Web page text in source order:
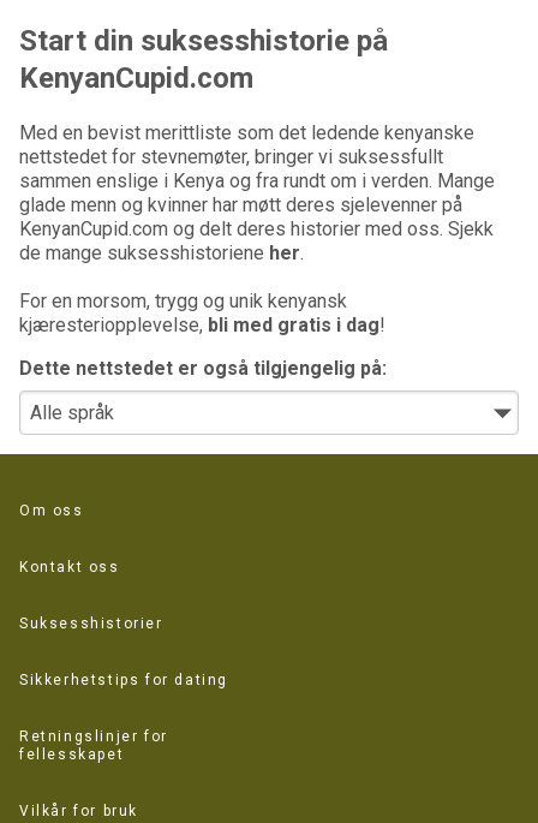
Start din suksesshistorie på
KenyanCupid.com
Med en bevist merittliste som det ledende kenyanske
nettstedet for stevnemøter, bringer vi suksessfullt
sammen enslige i Kenya og fra rundt om i verden. Mange
glade menn og kvinner har møtt deres sjelevenner på
KenyanCupid.com og delt deres historier med oss. Sjekk
de mange suksesshistoriene her.
For en morsom, trygg og unik kenyansk
kjæresteriopplevelse, bli med gratis i dag!
Dette nettstedet er også tilgjengelig på:
Om oss
Kontakt oss
Suksesshistorier
Sikkerhetstips for dating
Retningslinjer for
fellesskapet
Vilkår for bruk